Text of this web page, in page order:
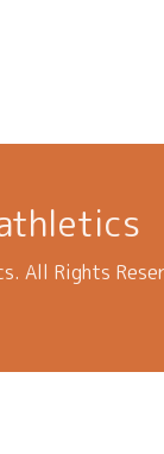
. All Rights